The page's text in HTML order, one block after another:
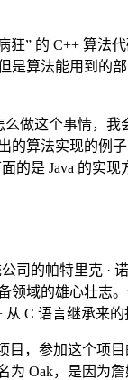
狂” 的 C++ 算
是算法能用到的
做这个事情，
的算法实现的例
的是 Java 的实
司的帕特里克 ·
域的雄心壮志
C 语言继承来
目，参加这个项
为 Oak，是因为